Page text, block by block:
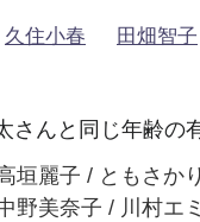
久住小春 田畑智子
さんと同じ年齢の
垣麗子 / ともさか
野美奈子 / 川村エ